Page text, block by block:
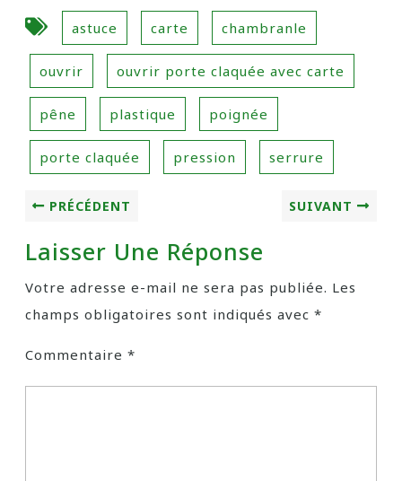
astuce carte chambranle
ouvrir ouvrir porte claquée avec carte
pêne plastique poignée
porte claquée pression serrure
PRÉCÉDENT SUIVANT
Laisser Une Réponse
Votre adresse e-mail ne sera pas publiée. Les
champs obligatoires sont indiqués avec *
Commentaire *